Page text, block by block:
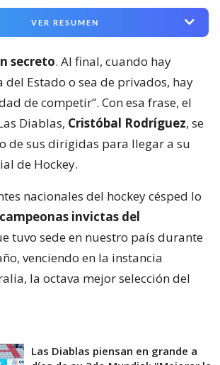
VER RESUMEN
secreto. Al final, cuando hay
del Estado o sea de privados, hay
de competir”. Con esa frase, el
Diablas, Cristóbal Rodríguez, se
de sus dirigidas para llegar a su
de Hockey.
nacionales del hockey césped lo
campeonas invictas del
tuvo sede en nuestro país durante
venciendo en la instancia
la octava mejor selección del
Las Diablas piensan en grande a